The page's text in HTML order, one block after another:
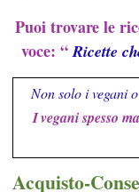
Puoi trovare le
voce: “Ricette
Non solo i vegani
I vegani spesso
Acquisto-